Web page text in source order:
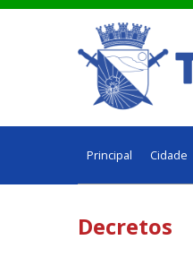
Principal Cidade
Decretos